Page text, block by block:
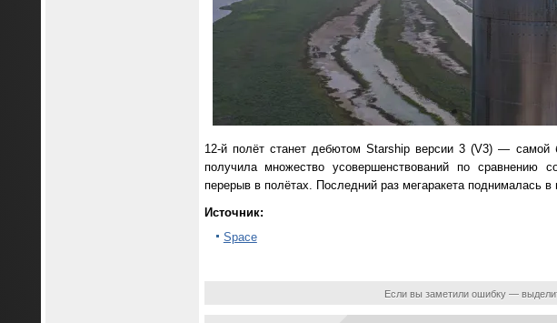
12-й полёт станет дебютом Starship версии 3 (V3) —
получила множество усовершенствований по сравнению
перерыв в полётах. Последний раз мегаракета поднималась в
Источник:
Space
Если вы заметили ошибку —